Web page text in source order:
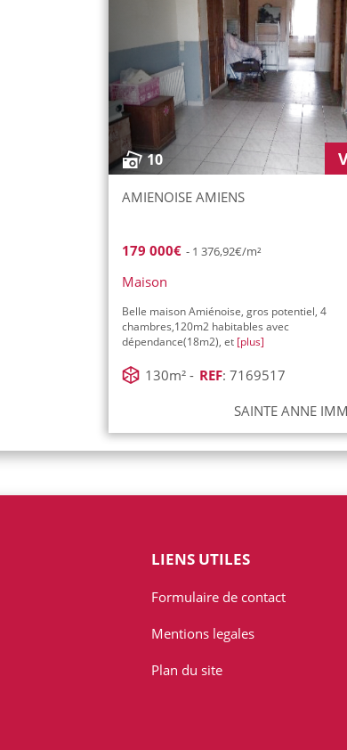
10
AMIENOISE AMIENS
179 000€ - 1 376,92€/m²
Maison
Belle maison Amiénoise, gros potentiel, 4
chambres,120m2 habitables avec
dépendance(18m2), et [plus]
130m² - REF: 7169517
SAINTE ANNE
LIENS UTILES
Formulaire de contact
Mentions legales
Plan du site